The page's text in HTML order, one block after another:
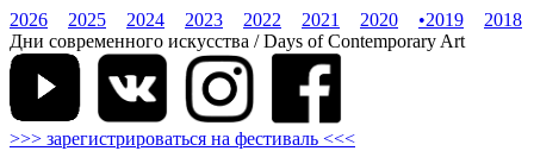
2026 2025 2024 2023 2022 2021 2020 •2019 2018
Дни современного искусства / Days of Contemporary Art
>>> зарегистрироваться на фестиваль <<<